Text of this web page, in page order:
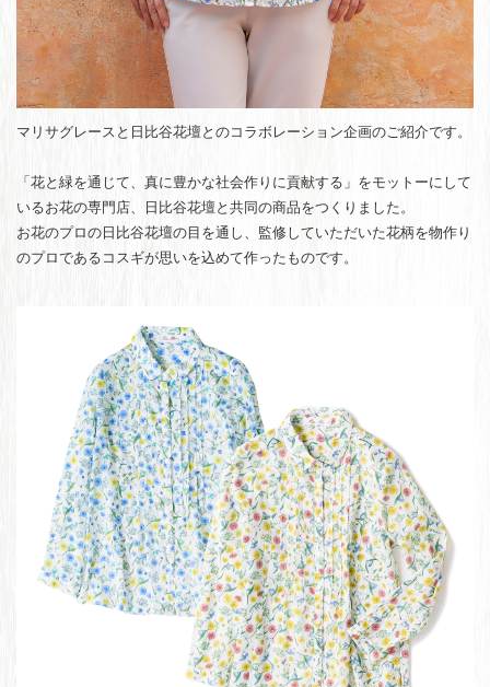
マリサグレースと日比谷花壇とのコラボレーション企画のご紹介です。
「花と緑を通じて、真に豊かな社会作りに貢献する」をモットーにして
いるお花の専門店、日比谷花壇と共同の商品をつくりました。
お花のプロの日比谷花壇の目を通し、監修していただいた花柄を物作り
のプロであるコスギが思いを込めて作ったものです。